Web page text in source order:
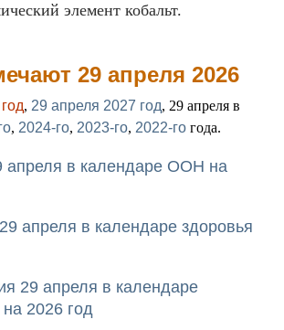
элемент кобальт.
29 апреля 2026
, 29 апреля 2027 год, 29 апреля в
, 2024-го, 2023-го, 2022-го года.
апреля в календаре ООН на
апреля в календаре здоровья
29 апреля в календаре
2026 год